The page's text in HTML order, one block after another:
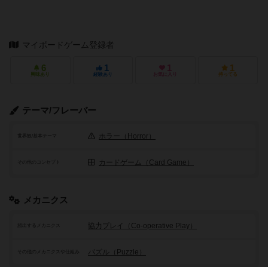
マイボードゲーム登録者
6
興味あり
1
経験あり
1
お気に入り
1
持ってる
テーマ/フレーバー
世界観/基本テーマ ホラー（Horror）
その他のコンセプト カードゲーム（Card Game）
メカニクス
頻出するメカニクス 協力プレイ（Co-operative Play）
その他のメカニクスや仕組み パズル（Puzzle）